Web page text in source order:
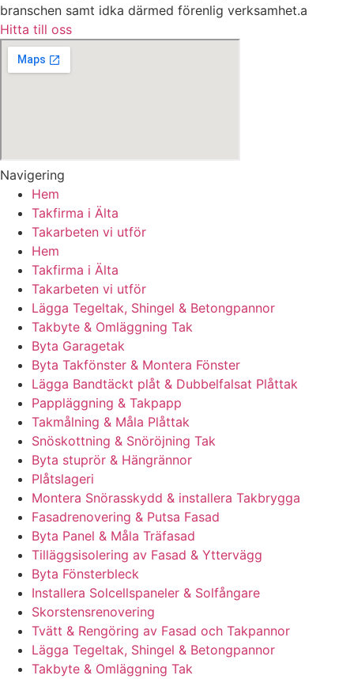
branschen samt idka därmed förenlig verksamhet.a
Hitta till oss
Navigering
Hem
Takfirma i Älta
Takarbeten vi utför
Hem
Takfirma i Älta
Takarbeten vi utför
Lägga Tegeltak, Shingel & Betongpannor
Takbyte & Omläggning Tak
Byta Garagetak
Byta Takfönster & Montera Fönster
Lägga Bandtäckt plåt & Dubbelfalsat Plåttak
Pappläggning & Takpapp
Takmålning & Måla Plåttak
Snöskottning & Snöröjning Tak
Byta stuprör & Hängrännor
Plåtslageri
Montera Snörasskydd & installera Takbrygga
Fasadrenovering & Putsa Fasad
Byta Panel & Måla Träfasad
Tilläggsisolering av Fasad & Yttervägg
Byta Fönsterbleck
Installera Solcellspaneler & Solfångare
Skorstensrenovering
Tvätt & Rengöring av Fasad och Takpannor
Lägga Tegeltak, Shingel & Betongpannor
Takbyte & Omläggning Tak